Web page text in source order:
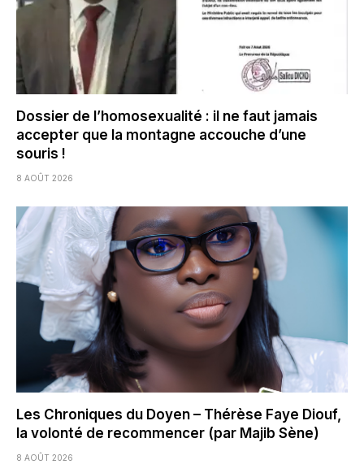
Dossier de l’homosexualité : il ne faut jamais
accepter que la montagne accouche d’une
souris !
8 AOÛT 2026
Les Chroniques du Doyen – Thérèse Faye Diouf,
la volonté de recommencer (par Majib Sène)
8 AOÛT 2026